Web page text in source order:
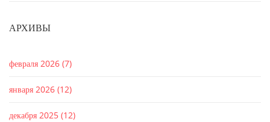
АРХИВЫ
февраля 2026 (7)
января 2026 (12)
декабря 2025 (12)